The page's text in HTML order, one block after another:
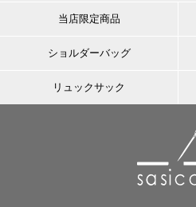
当店限定商品
ショルダーバッグ
リュックサック